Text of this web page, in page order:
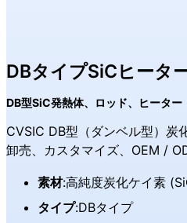
DBタイプSiCヒータ
DB型SiC発熱体、ロッド、ヒーター
CVSIC DB型（ダンベル型）炭
卸売、カスタマイズ、OEM /
素材:高純度炭化ケイ素
タイプ:DBタイプ